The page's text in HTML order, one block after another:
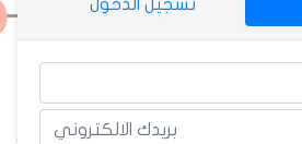
تسجيل الدخول